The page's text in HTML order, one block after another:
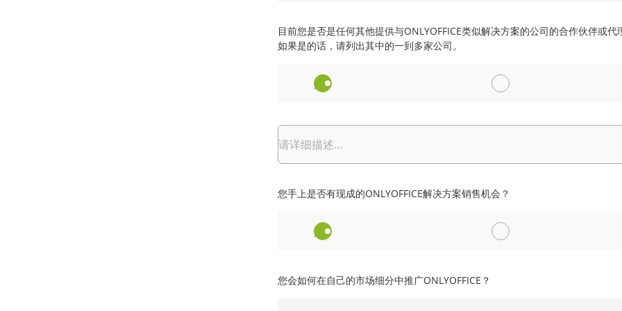
目前您是否是任何其他提供与ONLYOFFICE类似解决方案的公司的合作伙伴或代
如果是的话，请列出其中的一到多家公司。
是 否
请详细描述…
您手上是否有现成的ONLYOFFICE解决方案销售机会？
是 否
您会如何在自己的市场细分中推广ONLYOFFICE？